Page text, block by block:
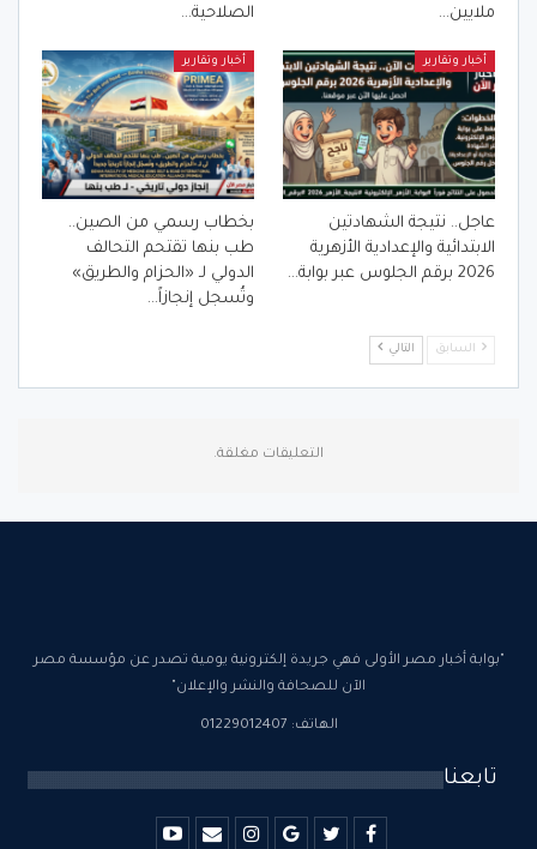
ملايين…
الصلاحية…
أخبار وتقارير
عاجل.. نتيجة الشهادتين
الابتدائية والإعدادية الأزهرية
2026 برقم الجلوس عبر بوابة…
أخبار وتقارير
بخطاب رسمي من الصين..
طب بنها تقتحم التحالف
الدولي لـ «الحزام والطريق»
وتُسجل إنجازاً…
السابق التالي
التعليقات مغلقة.
"بوابة أخبار مصر الأولى فهي جريدة إلكترونية يومية تصدر عن مؤسسة مصر
الآن للصحافة والنشر والإعلان"
الهاتف: 01229012407
تابعنا